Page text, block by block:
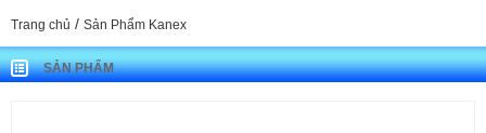
Trang chủ / Sản Phẩm Kanex
SẢN PHẨM